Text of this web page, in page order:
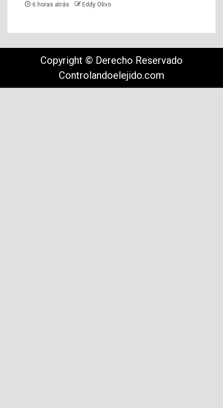
6 horas atrás Eddy Olivo
Copyright © Derecho Reservado
Controlandoelejido.com